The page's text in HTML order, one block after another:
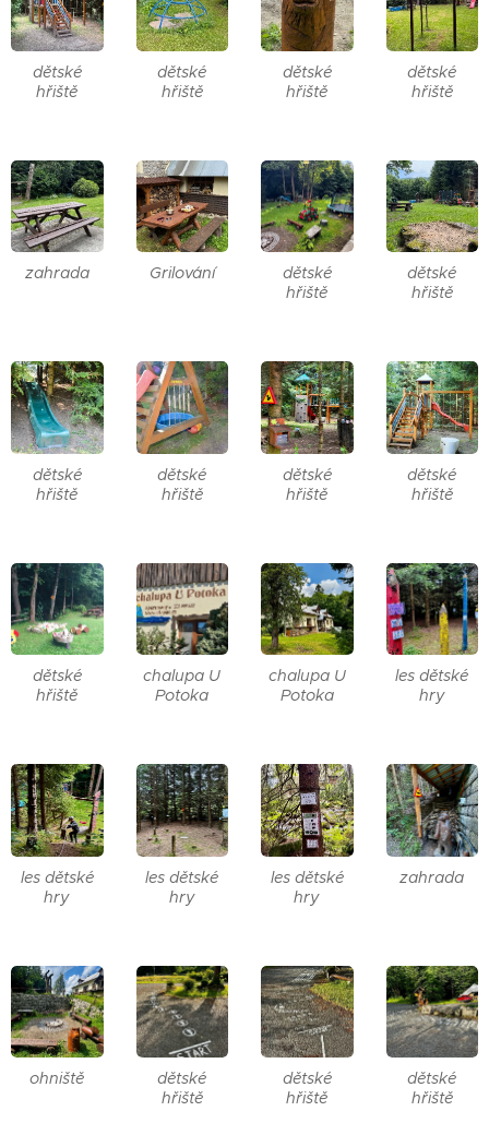
dětské
hřiště
dětské
hřiště
dětské
hřiště
dětské
hřiště
zahrada Grilování
dětské
hřiště
dětské
hřiště
dětské
hřiště
dětské
hřiště
dětské
hřiště
dětské
hřiště
dětské
hřiště
chalupa U
Potoka
chalupa U
Potoka
les dětské
hry
les dětské
hry
les dětské
hry
les dětské
hry
zahrada
ohniště
dětské
hřiště
dětské
hřiště
dětské
hřiště